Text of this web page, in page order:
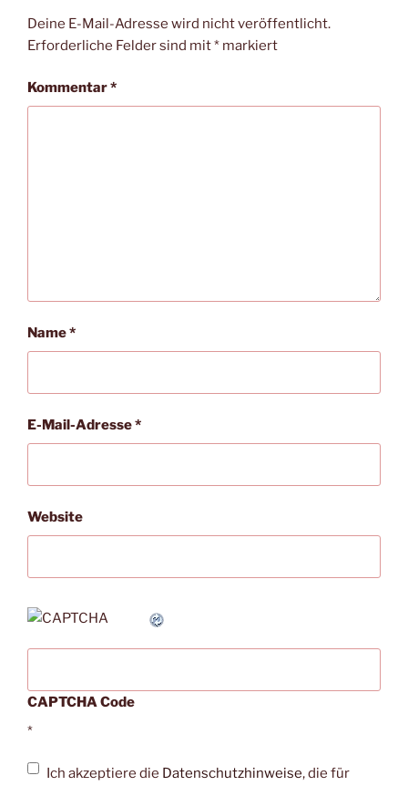
Deine E-Mail-Adresse wird nicht veröffentlicht.
Erforderliche Felder sind mit* markiert
Kommentar*
Name*
E-Mail-Adresse*
Website
CAPTCHA Code
*
Ich akzeptiere die Datenschutzhinweise, die für